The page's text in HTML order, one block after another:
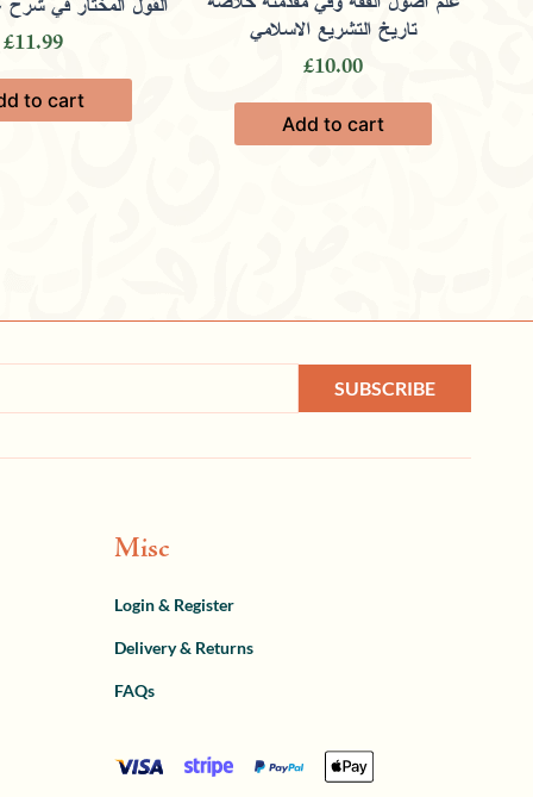
القول المختار في شرح
£11.99
to cart
تاريخ التشريع الاسلامي
£10.00
Add to cart
SUBSCRIBE
Misc
Login & Register
Delivery & Returns
FAQs